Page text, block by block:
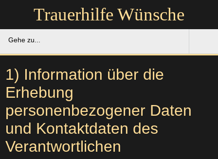
Gehe zu...
Gedenkportal
Unsere Hilfe
Soforthilfe
Ruhestätten
Trauerhilfe Wünsche
1) Information über die
Erhebung
personenbezogener Daten
und Kontaktdaten des
Verantwortlichen